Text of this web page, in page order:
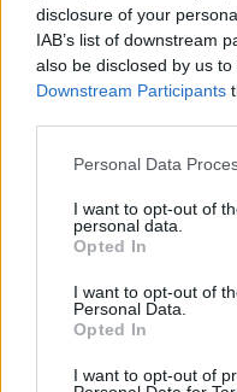
disclosure of your
IAB’s list of downstream
also be disclosed by us
Downstream Participants
Please note that this
not limited to your visit or
grant or deny consent to
use your data for below
consent section.
Personal Data
I want to opt-out of
personal data.
Opted In
I want to opt-out of
Personal Data.
Opted In
I want to opt-out of